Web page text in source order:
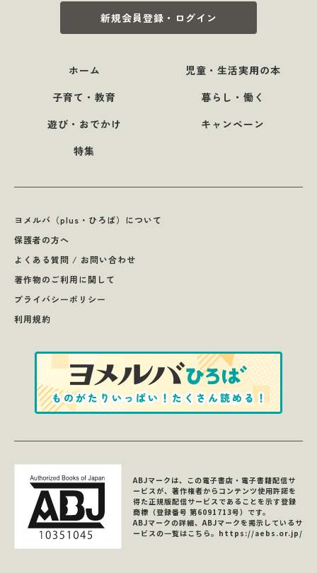
新規会員登録・ログイン
ホーム
児童・生活実用の本
子育て・教育
暮らし・働く
遊び・おでかけ
キャンペーン
特集
ヨメルバ（plus・ひろば）について
保護者の方へ
よくある質問 / お問い合わせ
著作物のご利用に関して
プライバシーポリシー
利用規約
ABJマークは、この電子書店・電子書籍配信サ
ービスが、著作権者からコンテンツ使用許諾を
得た正規版配信サービスであることを示す登録
商標（登録番号 第6091713号）です。
ABJマークの詳細、ABJマークを掲示しているサ
ービスの一覧はこちら。 https://aebs.or.jp/